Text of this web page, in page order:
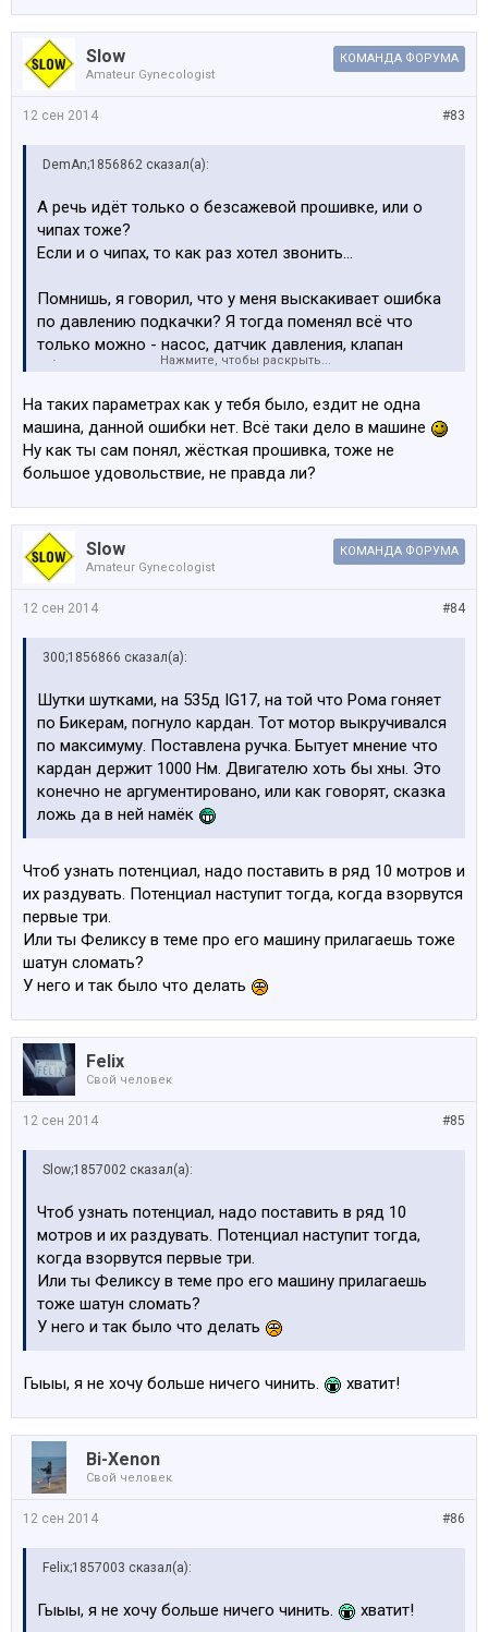
Slow
Amateur Gynecologist
КОМАНДА ФОРУМА
#83
12 сен 2014
DemAn;1856862 сказал(а):
А речь идёт только о безсажевой прошивке, или о
чипах тоже?
Если и о чипах, то как раз хотел звонить...
Помнишь, я говорил, что у меня выскакивает ошибка
по давлению подкачки? Я тогда поменял всё что
только можно - насос, датчик давления, клапан
обратки и топливный фильтр? Ничего не помогло,
сказал, что от чипа такого не бывает.
После того, как ты поменял чип на более лёгкий,
накатал уже тыс. 5, ошибка ни разу не выскочила. Т.е.
- дело было всё таки в чипе.
Нажмите, чтобы раскрыть...
На таких параметрах как у тебя было, ездит не одна
машина, данной ошибки нет. Всё таки дело в машине
Ну как ты сам понял, жёсткая прошивка, тоже не
большое удовольствие, не правда ли?
Slow
Amateur Gynecologist
КОМАНДА ФОРУМА
#84
12 сен 2014
300;1856866 сказал(а):
Шутки шутками, на 535д IG17, на той что Рома гоняет
по Бикерам, погнуло кардан. Тот мотор выкручивался
по максимуму. Поставлена ручка. Бытует мнение что
кардан держит 1000 Нм. Двигателю хоть бы хны. Это
конечно не аргументировано, или как говорят, сказка
ложь да в ней намёк
Чтоб узнать потенциал, надо поставить в ряд 10 мотров и
их раздувать. Потенциал наступит тогда, когда взорвутся
первые три.
Или ты Феликсу в теме про его машину прилагаешь тоже
шатун сломать?
У него и так было что делать
Felix
Свой человек
#85
12 сен 2014
Slow;1857002 сказал(а):
Чтоб узнать потенциал, надо поставить в ряд 10
мотров и их раздувать. Потенциал наступит тогда,
когда взорвутся первые три.
Или ты Феликсу в теме про его машину прилагаешь
тоже шатун сломать?
У него и так было что делать
Гыыы, я не хочу больше ничего чинить. хватит!
Bi-Xenon
Свой человек
#86
12 сен 2014
Felix;1857003 сказал(а):
Гыыы, я не хочу больше ничего чинить. хватит!